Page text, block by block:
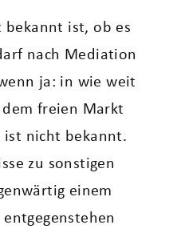
bekannt ist, ob es
nach Mediation
ja: in wie weit
freien Markt
nicht bekannt.
zu sonstigen
einem